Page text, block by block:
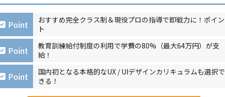
Point
おすすめ完全クラス制＆現役プロの指導で即戦力に！ポイン
ト
Point
教育訓練給付制度の利用で学費の80%（最大64万円）が支
給！
Point
国内初となる本格的なUX / UIデザインカリキュラムも選択で
きる！